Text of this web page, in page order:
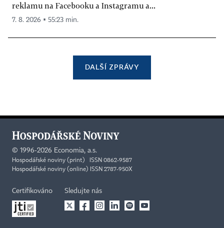
reklamu na Facebooku a Instagramu a...
7. 8. 2026 ▪ 55:23 min.
DALŠÍ ZPRÁVY
© 1996-2026 Economia, a.s.
Hospodářské noviny (print) ISSN 0862-9587
Hospodářské noviny (online) ISSN 2787-950X
Certifikováno Sledujte nás